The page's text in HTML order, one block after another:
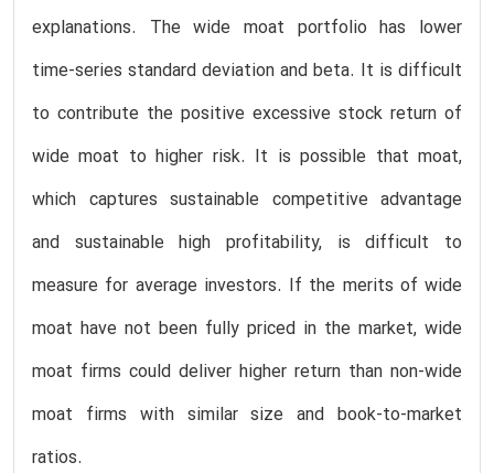
explanations. The wide moat portfolio has lower
time-series standard deviation and beta. It is difficult
to contribute the positive excessive stock return of
wide moat to higher risk. It is possible that moat,
which captures sustainable competitive advantage
and sustainable high profitability, is difficult to
measure for average investors. If the merits of wide
moat have not been fully priced in the market, wide
moat firms could deliver higher return than non-wide
moat firms with similar size and book-to-market
ratios.